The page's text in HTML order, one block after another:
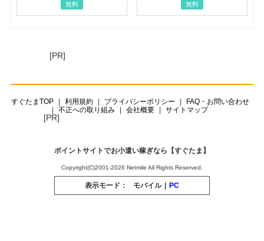
無料 無料
[PR]
すぐたまTOP 利用規約 プライバシーポリシー
FAQ・お問い合わせ
不正への取り組み
会社概要 サイトマップ
[PR]
ポイントサイトでお小遣い稼ぎなら【すぐたま】
Copyright(C)2001-2026 Netmile All Rights Reserved.
表示モード： モバイル | PC